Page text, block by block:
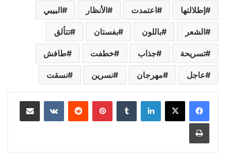
إطلالتها اعتمدت الأنظار البيبي
الشعر باللون بفستان تتألق
تسريحة جذاب خطفت طافش
عاجل مهرجان نسرين نسقت
لينكدإن بينتيريست